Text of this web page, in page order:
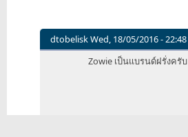
dtobeliskWed, 18/05/2016 - 22:48
In
Zowie เป็นแบรนด์ฝรั่งครับ